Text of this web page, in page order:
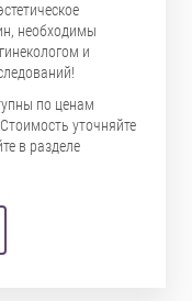
необходимы
и
по ценам
уточняйте
в разделе